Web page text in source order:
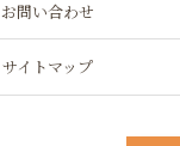
お問い合わせ
サイトマップ